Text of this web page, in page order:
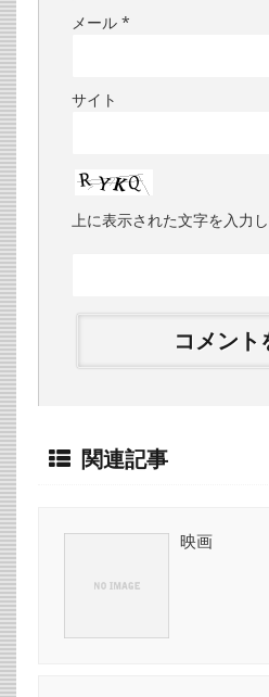
メール *
サイト
上に表示された文字を入力し
関連記事
映画